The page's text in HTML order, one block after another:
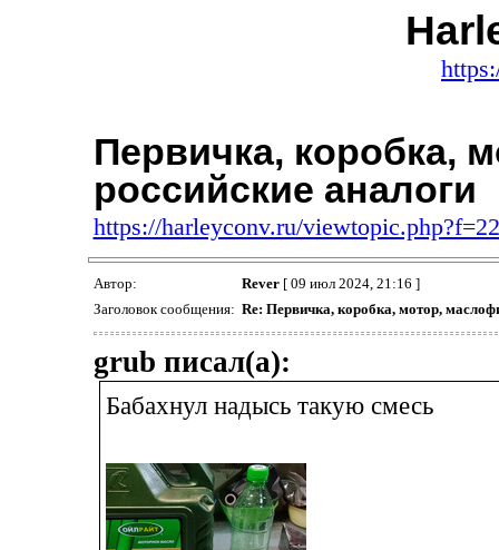
Первичка, коробка,
российские аналоги
https://harleyconv.ru/
Автор: Rever[ 09 июл 2024, 21:16 ]
Заголовок сообщения: Re: Первичка, коробка, мотор,
grub писал(а):
Бабахнул надысь такую смесь